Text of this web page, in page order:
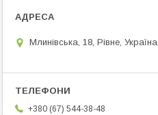
Млинівська, 18, Рівне, Україна
+380 (67) 544-38-48